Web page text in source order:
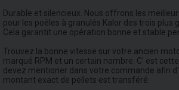
Durable et silencieux. Nous offrons les
pour les poêles à granulés Kalor des trois plus
Cela garantit une opération bonne et stable
Trouvez la bonne vitesse sur votre ancien
marqué RPM et un certain nombre. C' est
devez mentioner dans votre commande afin
montant exact de pellets est transféré.